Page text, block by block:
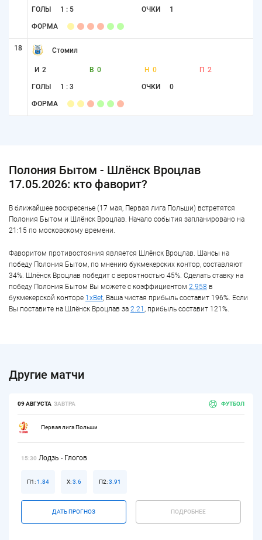
ГОЛЫ 1 : 5 ОЧКИ 1
ФОРМА
18 Стомил
И 2 В 0 Н 0 П 2
ГОЛЫ 1 : 3 ОЧКИ 0
ФОРМА
Полония Бытом - Шлёнск Вроцлав
17.05.2026: кто фаворит?
В ближайшее воскресенье (17 мая, Первая лига Польши) встретятся
Полония Бытом и Шлёнск Вроцлав. Начало события запланировано на
21:15 по московскому времени.
Фаворитом противостояния является Шлёнск Вроцлав. Шансы на
победу Полония Бытом, по мнению букмекерских контор, составляют
34%. Шлёнск Вроцлав победит с вероятностью 45%. Сделать ставку на
победу Полония Бытом Вы можете с коэффициентом 2.958 в
букмекерской конторе 1xBet, Ваша чистая прибыль составит 196%. Если
Вы поставите на Шлёнск Вроцлав за 2.21 , прибыль составит 121%.
Другие матчи
09 АВГУСТА ЗАВТРА ФУТБОЛ
Первая лига Польши
15:30 Лодзь - Глогов
ДАТЬ ПРОГНОЗ
П1:1.84 Х:3.6 П2:3.91
ПОДРОБНЕЕ